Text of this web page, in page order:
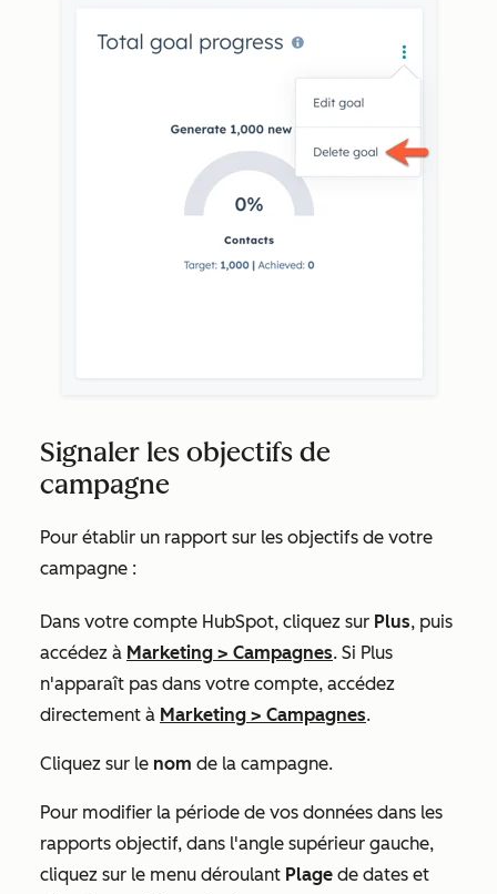
Signaler les objectifs de
campagne
Pour établir un rapport sur les objectifs de votre
campagne :
Dans votre compte HubSpot, cliquez sur Plus, puis
accédez à Marketing > Campagnes. Si Plus
n'apparaît pas dans votre compte, accédez
directement à Marketing > Campagnes.
Cliquez sur le nom de la campagne.
Pour modifier la période de vos données dans les
rapports objectif, dans l'angle supérieur gauche,
cliquez sur le menu déroulant Plage de dates et